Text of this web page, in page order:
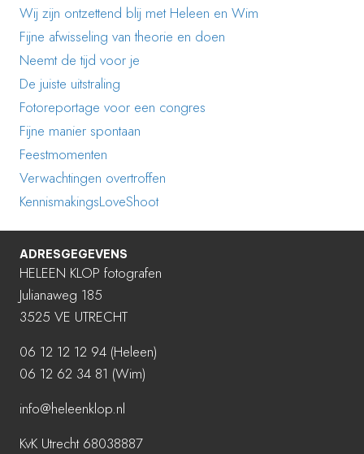
Wij zijn ontzettend blij met Heleen en Wim
Fijne afwisseling van theorie en doen
Neemt de tijd voor je
De juiste uitstraling
Fotoreportage voor een congres
Fijne manier spontaan
Feestmomenten
Verwachtingen overtroffen
KennismakingsLoveShoot
ADRESGEGEVENS
HELEEN KLOP fotografen
Julianaweg 185
3525 VE UTRECHT
06 12 12 12 94 (Heleen)
06 12 62 34 81 (Wim)
info@heleenklop.nl
KvK Utrecht 68038887